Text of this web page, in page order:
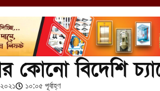
কোনো বিদেশি
১০:০৫ পূর্বাহ্ণ